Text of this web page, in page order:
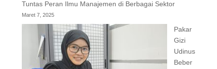
Tuntas Peran Ilmu Manajemen di Berbagai Sektor
Maret 7, 2025
Pakar
Gizi
Udinus
Beber